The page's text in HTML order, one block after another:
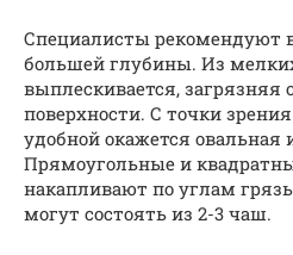
Специалисты рекомендуют
большей глубины. Из
выплескивается,
поверхности. С точки
удобной окажется овальная
Прямоугольные и
накапливают по углам
могут состоять из 2-3 чаш.